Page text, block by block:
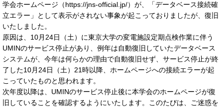
学会ホームページ（https://jns-official.jp/）が、「データベース接続確
立エラー」として表示がされない事象が起こっておりましたが、復旧
いたしました。
原因は、10月24日（土）に東京大学の変電施設定期点検作業に伴う
UMINのサービス停止があり、例年は自動復旧していたデータベース
システムが、今年は何らかの理由で自動復旧せず、サービス停止が終
了した10月24日（土）21時以降、ホームページへの接続エラーが起
こっていたものと思われます。
次年度以降は、UMINのサービス停止後に本学会のホームページが復
旧していることを確認するようにいたします。このたびは、ご迷惑を